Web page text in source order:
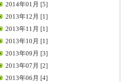
2014年01月 [5]
2013年12月 [1]
2013年11月 [1]
2013年10月 [1]
2013年09月 [3]
2013年07月 [2]
2013年06月 [4]